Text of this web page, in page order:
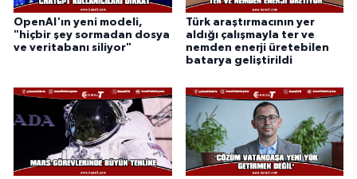
OpenAI'ın yeni modeli,
"hiçbir şey sormadan dosya
ve veritabanı siliyor"
Türk araştırmacının yer
aldığı çalışmayla ter ve
nemden enerji üretebilen
batarya geliştirildi